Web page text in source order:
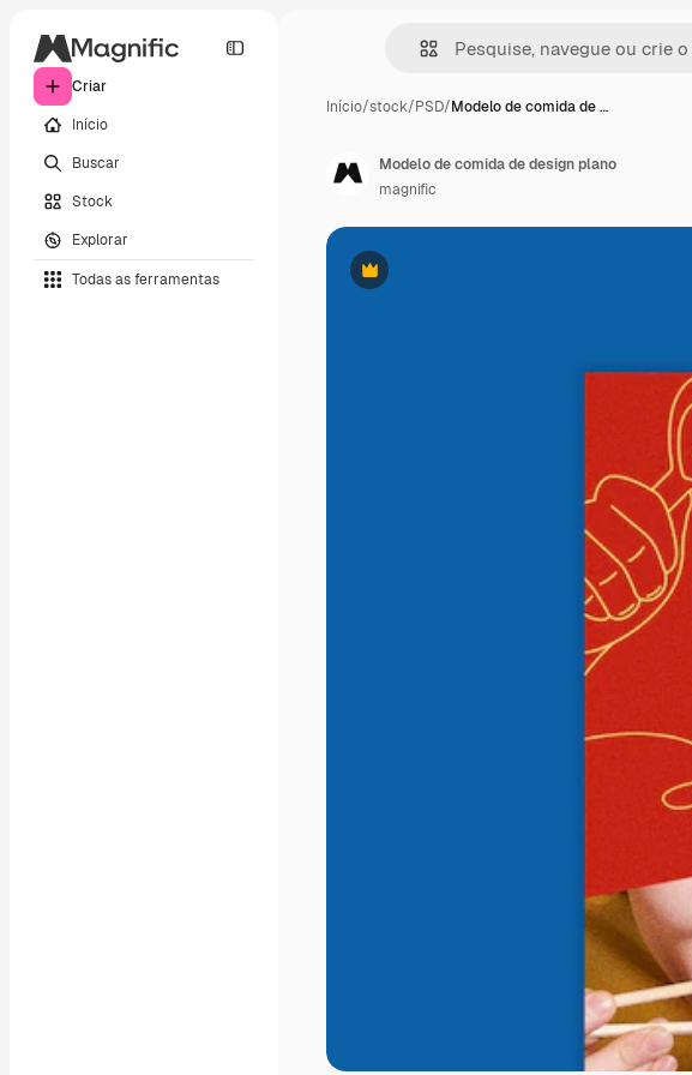
Criar
Início
Buscar
Stock
Explorar
Todas as ferramentas
Início/stock/PSD/Modelo de comida de …
Premium
Modelo de comida de design plano
magnific